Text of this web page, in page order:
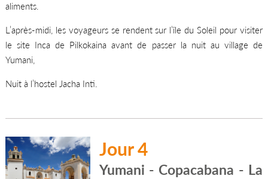
aliments.
L’après-midi, les voyageurs se rendent sur l’île du Soleil pour visiter
le site Inca de Pilkokaina avant de passer la nuit au village de
Yumani,
Nuit à l’hostel Jacha Inti.
Jour 4
Yumani - Copacabana - La